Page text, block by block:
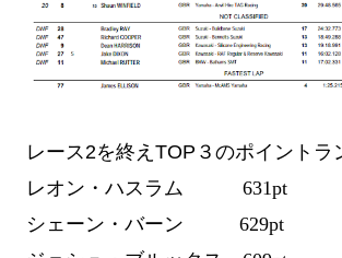
レース2を終えTOP３のポイントラ
レオン・ハスラム 631pt
シェーン・バーン 629pt